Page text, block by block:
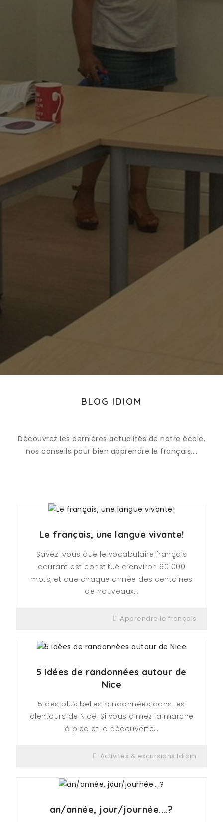
BLOG IDIOM
Découvrez les dernières actualités de notre école,
nos conseils pour bien apprendre le français,…
Le français, une langue vivante!
Savez-vous que le vocabulaire français
courant est constitué d’environ 60 000
mots, et que chaque année des centaines
de nouveaux…
Apprendre le français
5 idées de randonnées autour de
Nice
5 des plus belles randonnées dans les
alentours de Nice! Si vous aimez la marche
à pied et la découverte…
Activités & excursions Idiom
an/année, jour/journée....?